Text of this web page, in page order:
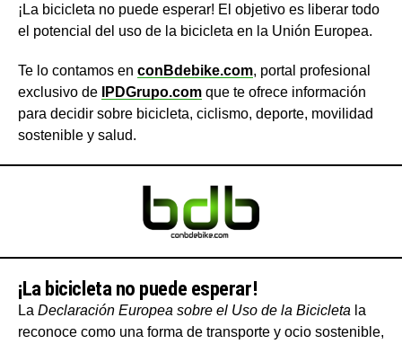
¡La bicicleta no puede esperar! El objetivo es liberar todo
el potencial del uso de la bicicleta en la Unión Europea.
Te lo contamos en conBdebike.com, portal profesional
exclusivo de
IPDGrupo.com que te ofrece información
para decidir sobre bicicleta, ciclismo, deporte, movilidad
sostenible y salud.
¡La bicicleta no puede esperar!
La Declaración Europea sobre el Uso de la Bicicleta la
reconoce como una forma de transporte y ocio sostenible,